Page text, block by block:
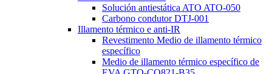
Solución antiestática ATO ATO-050
Carbono condutor DTJ-001
Illamento térmico e anti-IR
Revestimento Medio de illamento térmico
específico
Medio de illamento térmico específico de